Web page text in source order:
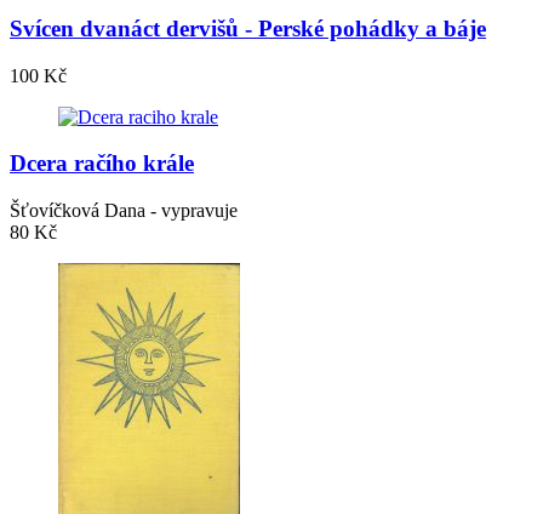
Svícen dvanáct dervišů - Perské pohádky a báje
100 Kč
Dcera račího krále
Šťovíčková Dana - vypravuje
80 Kč